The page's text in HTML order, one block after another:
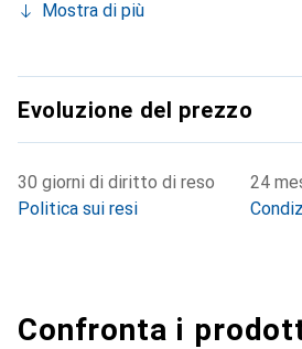
Mostra di più
Evoluzione del prezzo
30 giorni di diritto di reso
Politica sui resi
24
Confronta i